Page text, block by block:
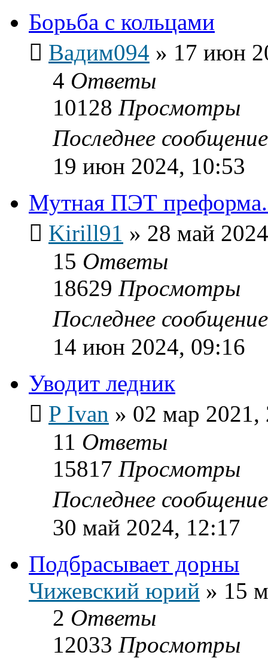
Борьба с кольцами
Вадим094 » 17 июн
4 Ответы
10128 Просмотры
Последнее
19 июн 2024, 10:53
Мутная ПЭТ
Kirill91 » 28 май
15 Ответы
18629 Просмотры
Последнее
14 июн 2024, 09:16
Уводит ледник
P Ivan » 02 мар 2021,
11 Ответы
15817 Просмотры
Последнее
30 май 2024, 12:17
Подбрасывает дорны
Чижевский юрий » 15
2 Ответы
12033 Просмотры